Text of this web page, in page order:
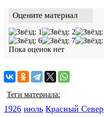
Оцените материал
Пока оценок нет
Теги материала:
1926 июль Красный Cевер